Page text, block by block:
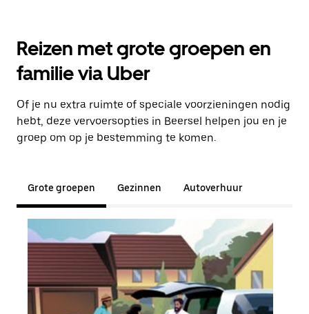
Reizen met grote groepen en
familie via Uber
Of je nu extra ruimte of speciale voorzieningen nodig
hebt, deze vervoersopties in Beersel helpen jou en je
groep om op je bestemming te komen.
Grote groepen Gezinnen Autoverhuur